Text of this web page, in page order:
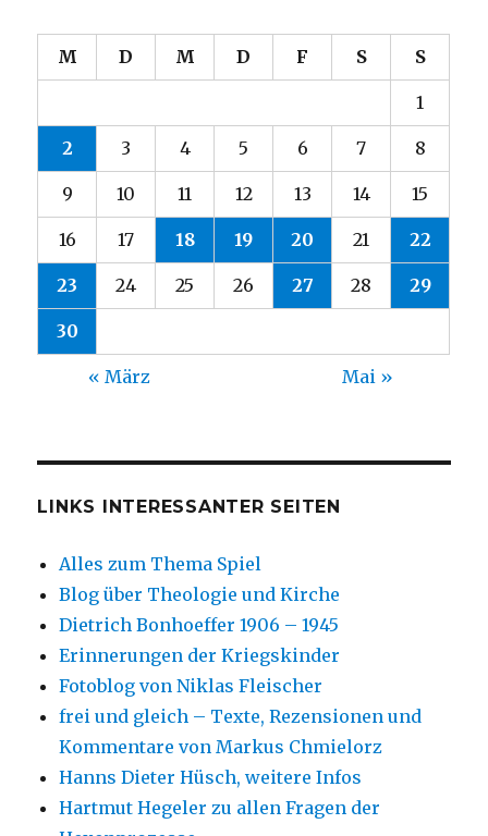
M D M D F S S
1
2 3 4 5 6 7 8
9 10 11 12 13 14 15
16 17 18 19 20 21 22
23 24 25 26 27 28 29
30
« März Mai »
LINKS INTERESSANTER SEITEN
Alles zum Thema Spiel
Blog über Theologie und Kirche
Dietrich Bonhoeffer 1906 – 1945
Erinnerungen der Kriegskinder
Fotoblog von Niklas Fleischer
frei und gleich – Texte, Rezensionen und
Kommentare von Markus Chmielorz
Hanns Dieter Hüsch, weitere Infos
Hartmut Hegeler zu allen Fragen der